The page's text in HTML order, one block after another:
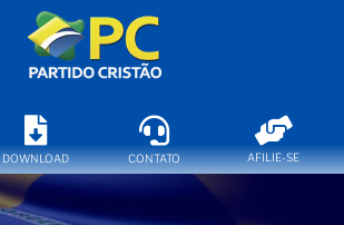
DOWNLOAD CONTATO AFILIE-SE